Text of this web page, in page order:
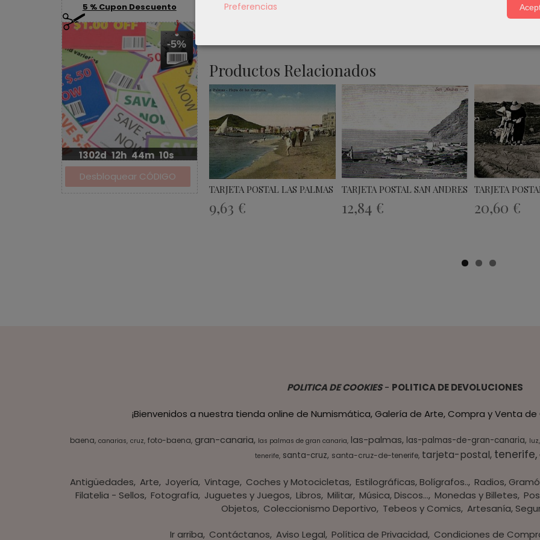
5 % Cupon Descuento
-5%
1302d 12h 44m 10s
Productos Relacionados
TARJETA POSTAL LAS PALMAS DE GRAN...
9,63 €
TARJETA POSTAL SAN ANDRES - TENERIFE...
12,84 €
TARJETA
20,60 €
POLITICA DE COOKIES- POLITICA DE DEVOLUCIONES
¡Bienvenidos a nuestra tienda online de Numismática, Galería de Arte, Compra y Venta
baena canarias cruz foto-baena gran-canaria las palmas de gran canaria las-palmas las-palmas-de-gran-canaria luz
tenerife santa-cruz santa-cruz-de-tenerife tarjeta-postal tenerife
Antigüedades Arte Joyería Vintage Coches y Motocicletas Estilográficas, Bolígrafos.. Radios,
Filatelia - Sellos Fotografía Juguetes y Juegos Libros Militar Música, Discos... Monedas y Billetes
Objetos Coleccionismo Deportivo Tebeos y Comics Artesanía,
Ir arriba Contáctanos Aviso Legal Política de Privacidad Condiciones de
Preferencias